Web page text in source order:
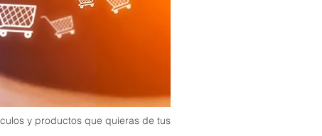
y productos que quieras de tus